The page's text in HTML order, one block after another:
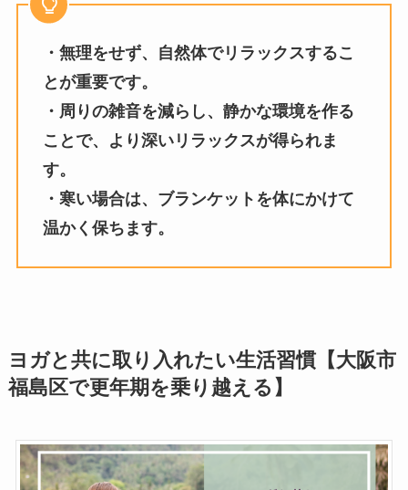
・無理をせず、自然体でリラックスするこ
とが重要です。
・周りの雑音を減らし、静かな環境を作る
ことで、より深いリラックスが得られま
す。
・寒い場合は、ブランケットを体にかけて
温かく保ちます。
ヨガと共に取り入れたい生活習慣【大阪市
福島区で更年期を乗り越える】